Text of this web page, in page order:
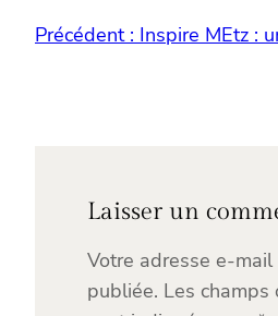
Précédent : Inspire MEtz :
Laisser un
Votre adresse e-mail
publiée. Les